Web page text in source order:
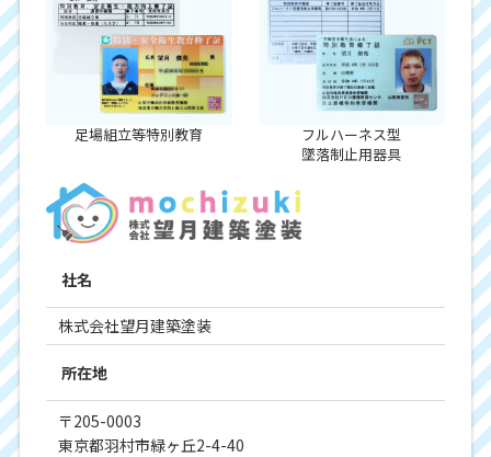
足場組立等特別教育
フルハーネス型
墜落制止用器具
社名
株式会社望月建築塗装
所在地
〒205-0003
東京都羽村市緑ヶ丘2-4-40